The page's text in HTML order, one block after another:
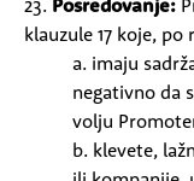
23. Posredovanje:
klauzule 17 koje,
a. imaju
negativno da
volju
b. klevete,